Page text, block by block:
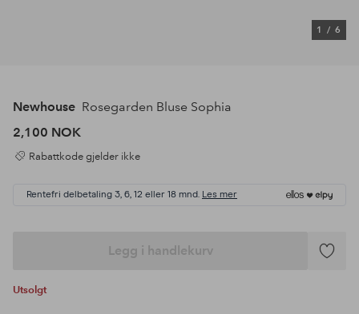
1 / 6
Newhouse Rosegarden Bluse Sophia
2,100 NOK
Rabattkode gjelder ikke
Rentefri delbetaling 3, 6, 12 eller 18 mnd. Les mer
Legg i handlekurv
Legg
Utsolgt